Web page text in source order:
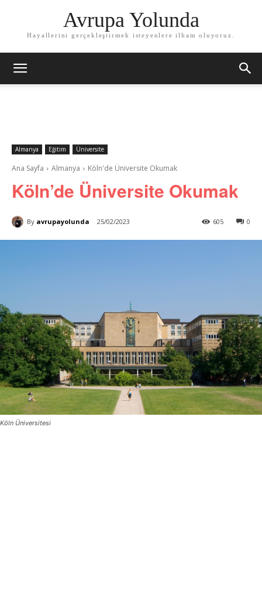
Avrupa Yolunda
Hayallerini gerçekleştirmek isteyenlere ilham oluyoruz.
Almanya Eğitim Üniversite
Ana Sayfa Almanya Köln'de Üniversite Okumak
Köln’de Üniversite Okumak
By avrupayolunda 25/02/2023 0
605
Köln Üniversitesi